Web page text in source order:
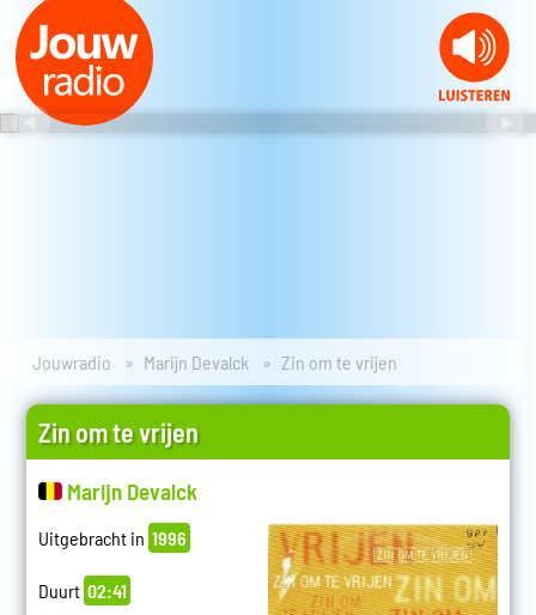
Jouwradio Marijn Devalck Zin om te vrijen
Zin om te vrijen
Marijn Devalck
Uitgebracht in 1996
Duurt 02:41